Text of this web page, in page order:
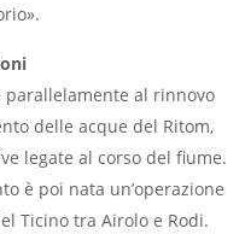
parallelamente al rinnovo
delle acque del Ritom,
legate al corso del fiume.
è poi nata un’operazione
Ticino tra Airolo e Rodi.